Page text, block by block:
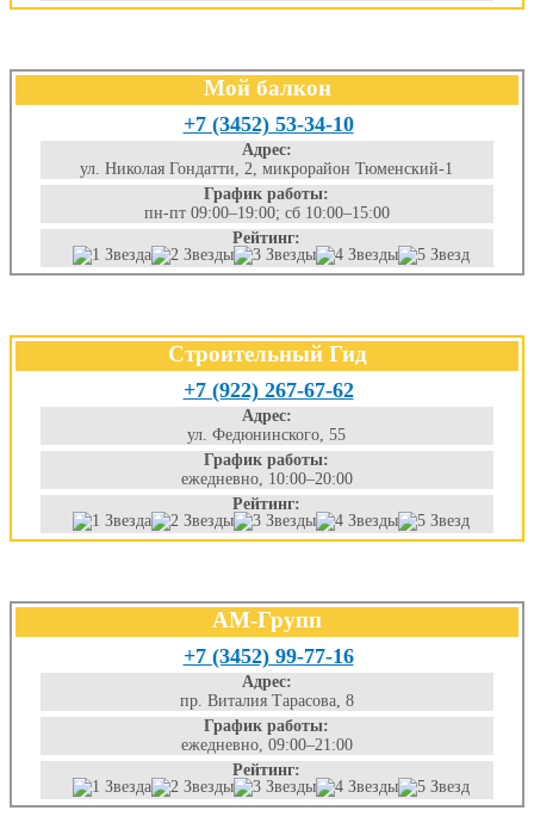
Мой балкон
+7 (3452) 53-34-10
Адрес:
ул. Николая Гондатти, 2, микрорайон Тюменский-1
График работы:
пн-пт 09:00–19:00; сб 10:00–15:00
Рейтинг:
Строительный Гид
+7 (922) 267-67-62
Адрес:
ул. Федюнинского, 55
График работы:
ежедневно, 10:00–20:00
Рейтинг:
АМ-Групп
+7 (3452) 99-77-16
Адрес:
пр. Виталия Тарасова, 8
График работы:
ежедневно, 09:00–21:00
Рейтинг: